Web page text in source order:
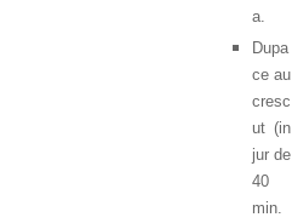
a.
Dupa
ce au
cresc
ut (in
jur de
40
min.